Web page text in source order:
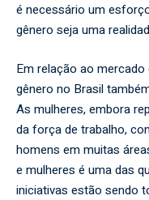
é necessário um
gênero seja uma
Em relação ao mercado
gênero no Brasil
As mulheres, embora
da força de trabalho,
homens em muitas
e mulheres é uma das
iniciativas estão sendo